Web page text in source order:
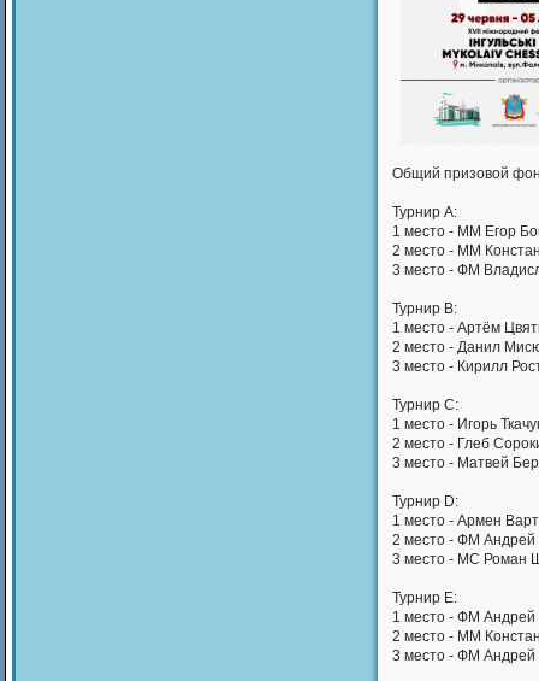
Общий призовой
Турнир А:
1 место - ММ Егор
2 место - ММ
3 место - ФМ
Турнир В:
1 место - Артём
2 место - Данил
3 место - Кирилл
Турнир С:
1 место - Игорь
2 место - Глеб
3 место - Матвей
Турнир D:
1 место - Армен
2 место - ФМ Андрей
3 место - МС Роман
Турнир E:
1 место - ФМ Андрей
2 место - ММ
3 место - ФМ Андрей